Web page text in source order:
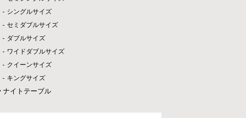
シングルサイズ
セミダブルサイズ
ダブルサイズ
ワイドダブルサイズ
クイーンサイズ
キングサイズ
ナイトテーブル